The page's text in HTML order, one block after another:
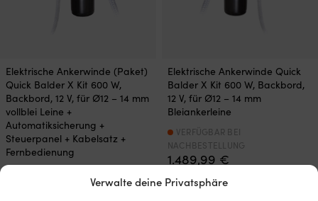
Verwalte deine Privatsphäre
Elektrische Ankerwinde (Paket)
Quick Balder X Kit 600 W,
Backbord, 12 V, für Ø12 – 14 mm
vollblei Leine +
Automatiksicherung +
Steuerpanel + Kabelsatz +
Fernbedienung
Elektrische Ankerwinde Quick
Balder X Kit 600 W, Backbord,
12 V, für Ø12 – 14 mm
Bleiankerleine
1.489,99 €
VERFÜGBAR BEI
NACHBESTELLUNG